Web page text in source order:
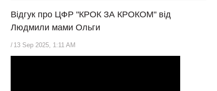
Відгук про ЦФР "КРОК ЗА КРОКОМ" від
Людмили мами Ольги
/ 13 Sep 2025, 1:11 AM